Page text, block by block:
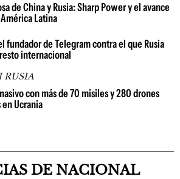
de China y Rusia: Sharp Power y el avance
Latina
fundador de Telegram contra el que Rusia
internacional
RUSIA
con más de 70 misiles y 280 drones
Ucrania
DE NACIONAL